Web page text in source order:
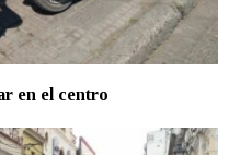
en el centro